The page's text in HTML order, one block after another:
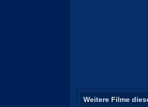
Weitere Filme